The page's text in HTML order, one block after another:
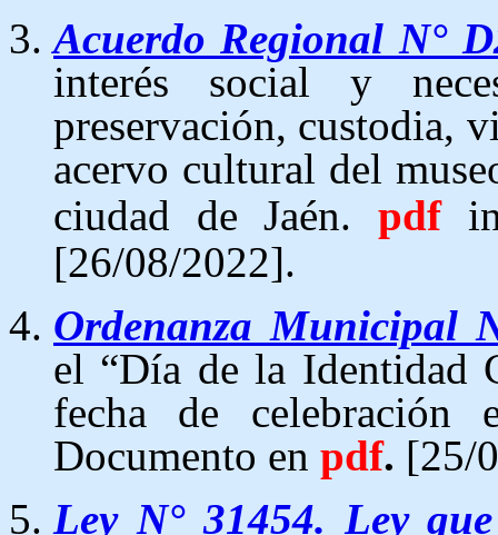
Acuerdo Regional N°
interés social y
preservación, custodia,
acervo cultural del
ciudad de Jaén.pdf
[26/08/2022].
Ordenanza Municipal
el “Día de la Identidad
fecha de
Documento en pdf. [25/
Ley N° 31454. Ley